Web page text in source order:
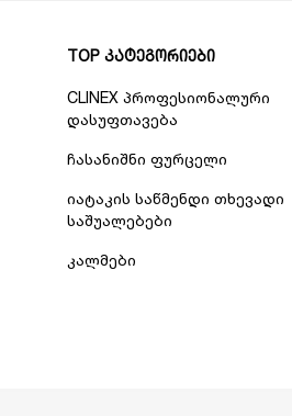
TOP კატეგორიები
CLINEX პროფესიონალური
დასუფთავება
ჩასანიშნი ფურცელი
იატაკის საწმენდი თხევადი
საშუალებები
კალმები